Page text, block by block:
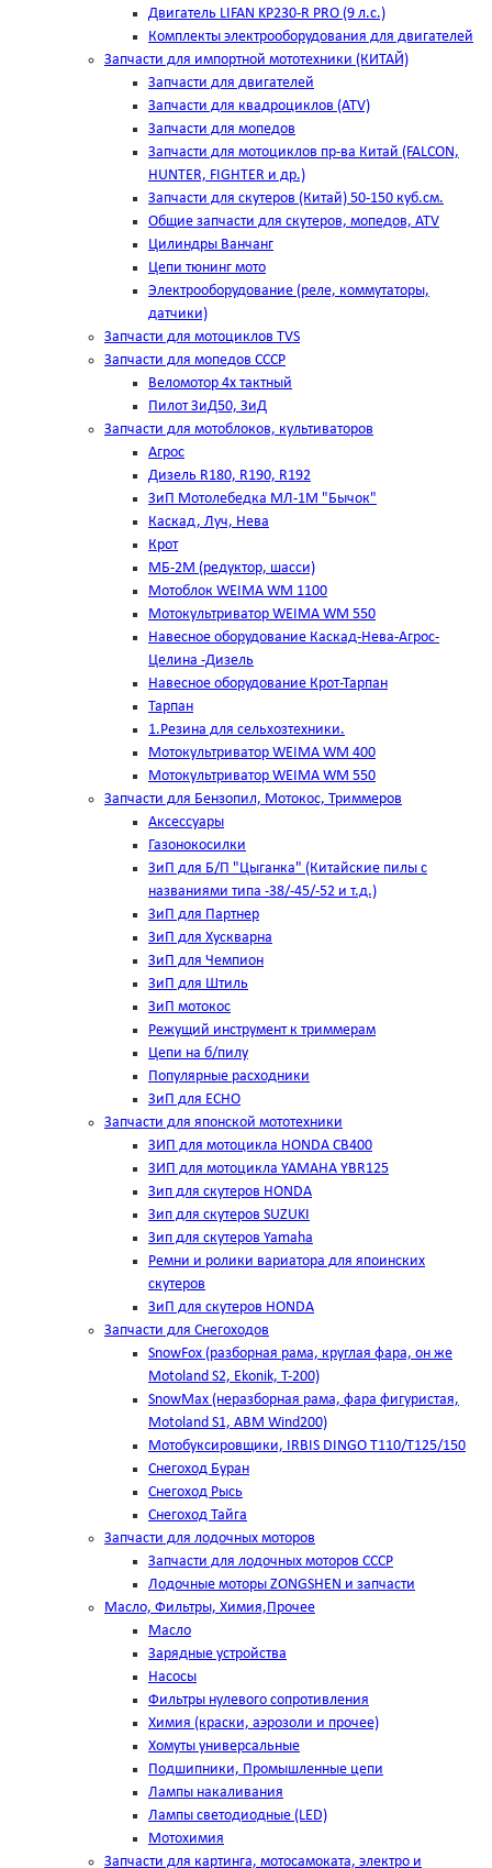
Двигатель LIFAN KP230-R PRO (9 л.с.)
Комплекты электрооборудования для двигателей
Запчасти для импортной мототехники (КИТАЙ)
Запчасти для двигателей
Запчасти для квадроциклов (ATV)
Запчасти для мопедов
Запчасти для мотоциклов пр-ва Китай (FALCON,
HUNTER, FIGHTER и др.)
Запчасти для скутеров (Китай) 50-150 куб.см.
Общие запчасти для скутеров, мопедов, ATV
Цилиндры Ванчанг
Цепи тюнинг мото
Электрооборудование (реле, коммутаторы,
датчики)
Запчасти для мотоциклов TVS
Запчасти для мопедов СССР
Веломотор 4х тактный
Пилот ЗиД50, ЗиД
Запчасти для мотоблоков, культиваторов
Агрос
Дизель R180, R190, R192
ЗиП Мотолебедка МЛ-1М "Бычок"
Каскад, Луч, Нева
Крот
МБ-2М (редуктор, шасси)
Мотоблок WEIMA WM 1100
Мотокультриватор WEIMA WM 550
Навесное оборудование Каскад-Нева-Агрос-
Целина -Дизель
Навесное оборудование Крот-Тарпан
Тарпан
1.Резина для сельхозтехники.
Мотокультриватор WEIMA WM 400
Мотокультриватор WEIMA WM 550
Запчасти для Бензопил, Мотокос, Триммеров
Аксессуары
Газонокосилки
ЗиП для Б/П "Цыганка" (Китайские пилы с
названиями типа -38/-45/-52 и т.д.)
ЗиП для Партнер
ЗиП для Хускварна
ЗиП для Чемпион
ЗиП для Штиль
ЗиП мотокос
Режущий инструмент к триммерам
Цепи на б/пилу
Популярные расходники
ЗиП для ЕСНО
Запчасти для японской мототехники
ЗИП для мотоцикла HONDA CB400
ЗИП для мотоцикла YAMAHA YBR125
Зип для скутеров HONDA
Зип для скутеров SUZUKI
Зип для скутеров Yamaha
Ремни и ролики вариатора для япоинских
скутеров
ЗиП для скутеров HONDA
Запчасти для Снегоходов
SnowFox (разборная рама, круглая фара, он же
Motoland S2, Ekonik, T-200)
SnowMax (неразборная рама, фара фигуристая,
Motoland S1, ABM Wind200)
Мотобуксировщики, IRBIS DINGO Т110/Т125/150
Снегоход Буран
Снегоход Рысь
Снегоход Тайга
Запчасти для лодочных моторов
Запчасти для лодочных моторов СССР
Лодочные моторы ZONGSHEN и запчасти
Масло, Фильтры, Химия,Прочее
Масло
Зарядные устройства
Насосы
Фильтры нулевого сопротивления
Химия (краски, аэрозоли и прочее)
Хомуты универсальные
Подшипники, Промышленные цепи
Лампы накаливания
Лампы светодиодные (LED)
Мотохимия
Запчасти для картинга, мотосамоката, электро и